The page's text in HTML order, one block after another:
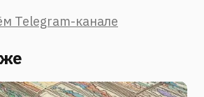
Telegram-канале